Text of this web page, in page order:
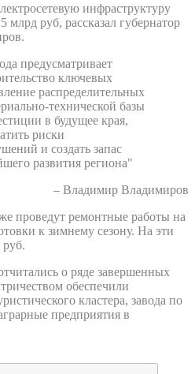
инфраструктуру
млрд руб, рассказал губернатор
предусматривает
ключевых
распределительных
технической базы
в будущее края,
риски
и создать запас
развития региона"
– Владимир Владимиров
проведут ремонтные работы на
к зимнему сезону. На эти
руб.
о ряде завершенных
обеспечили
кластера, завода по
предприятия в